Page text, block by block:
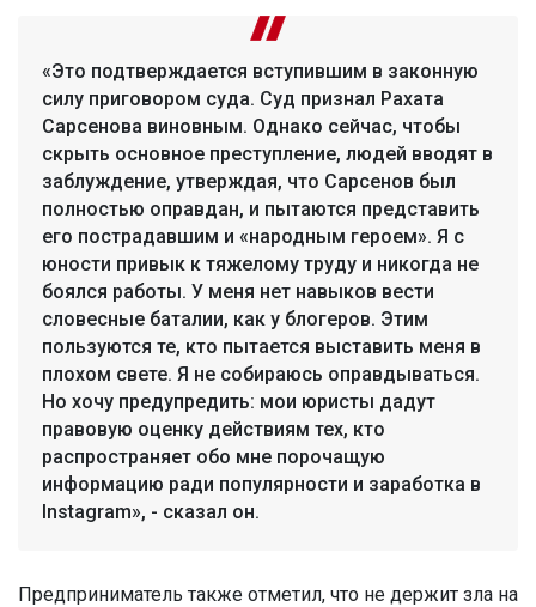
«Это подтверждается вступившим в законную
силу приговором суда. Суд признал Рахата
Сарсенова виновным. Однако сейчас, чтобы
скрыть основное преступление, людей вводят в
заблуждение, утверждая, что Сарсенов был
полностью оправдан, и пытаются представить
его пострадавшим и «народным героем». Я с
юности привык к тяжелому труду и никогда не
боялся работы. У меня нет навыков вести
словесные баталии, как у блогеров. Этим
пользуются те, кто пытается выставить меня в
плохом свете. Я не собираюсь оправдываться.
Но хочу предупредить: мои юристы дадут
правовую оценку действиям тех, кто
распространяет обо мне порочащую
информацию ради популярности и заработка в
Instagram», - сказал он.
Предприниматель также отметил, что не держит зла на